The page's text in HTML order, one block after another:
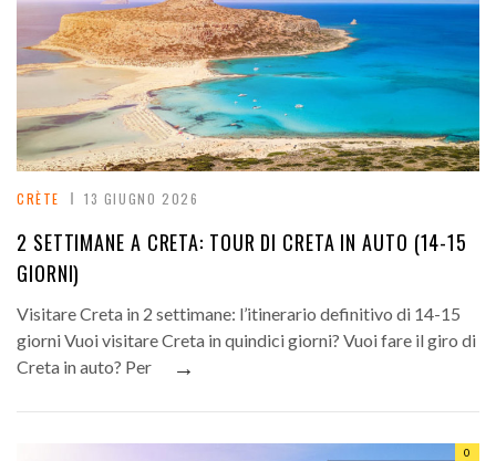
CRÈTE 13 GIUGNO 2026
2 SETTIMANE A CRETA: TOUR DI CRETA IN AUTO (14-15
GIORNI)
Visitare Creta in 2 settimane: l’itinerario definitivo di 14-15
giorni Vuoi visitare Creta in quindici giorni? Vuoi fare il giro di
Creta in auto? Per
→
0